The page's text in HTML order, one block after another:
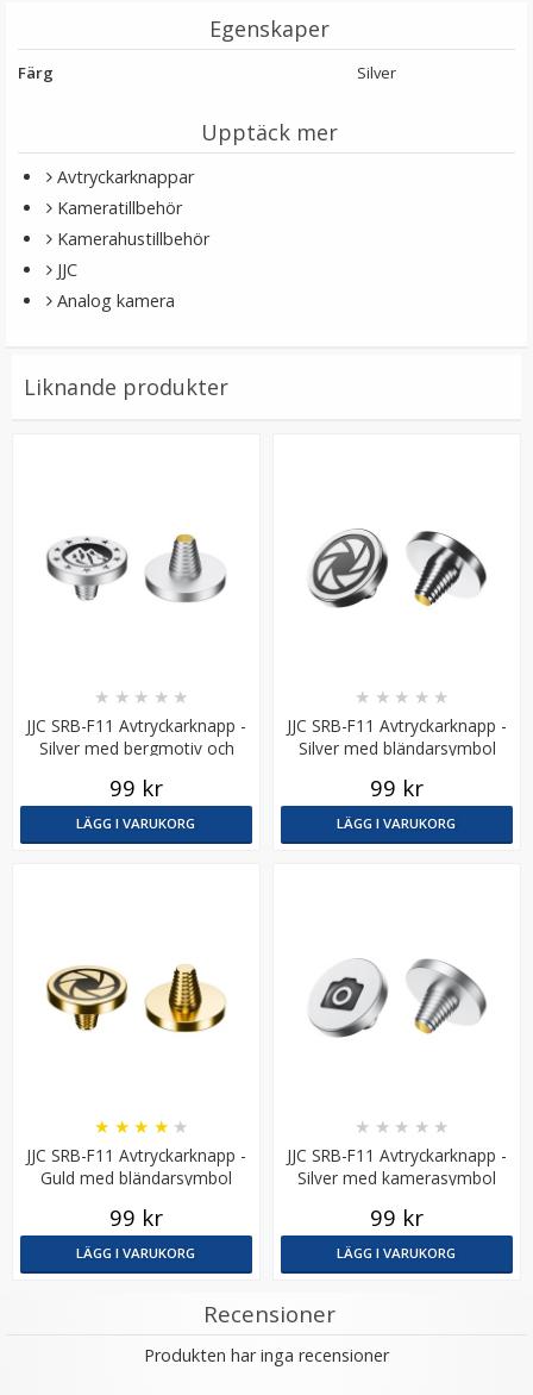
4x Skruvadapter A21 1/4-tums hona till M8-hane för
★★★★★
LÄGG I VARUKORG
4x Skruvadapter A24 1/4-tums hane till M4-hane för
kameratillbehör
LÄGG I VARUKORG
Egenskaper
Färg Silver
Upptäck mer
Avtryckarknappar
Kameratillbehör
Kamerahustillbehör
JJC
Analog kamera
Liknande produkter
JJC SRB-F11 Avtryckarknapp -
Silver med bergmotiv och
★ ★ ★ ★ ★
99 kr
LÄGG I VARUKORG
JJC SRB-F11 Avtryckarknapp -
Silver med bländarsymbol
★ ★ ★ ★ ★
99 kr
LÄGG I VARUKORG
JJC SRB-F11 Avtryckarknapp -
Guld med bländarsymbol
★ ★ ★ ★ ★
99 kr
LÄGG I VARUKORG
JJC SRB-F11 Avtryckarknapp -
Silver med kamerasymbol
★ ★ ★ ★ ★
99 kr
LÄGG I VARUKORG
Recensioner
Produkten har inga recensioner